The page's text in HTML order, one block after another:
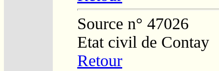
Source n° 47026
Etat civil de Contay
Retour